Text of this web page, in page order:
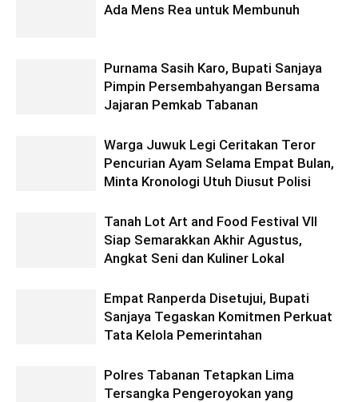
Ada Mens Rea untuk Membunuh
Purnama Sasih Karo, Bupati Sanjaya
Pimpin Persembahyangan Bersama
Jajaran Pemkab Tabanan
Warga Juwuk Legi Ceritakan Teror
Pencurian Ayam Selama Empat Bulan,
Minta Kronologi Utuh Diusut Polisi
Tanah Lot Art and Food Festival VII
Siap Semarakkan Akhir Agustus,
Angkat Seni dan Kuliner Lokal
Empat Ranperda Disetujui, Bupati
Sanjaya Tegaskan Komitmen Perkuat
Tata Kelola Pemerintahan
Polres Tabanan Tetapkan Lima
Tersangka Pengeroyokan yang